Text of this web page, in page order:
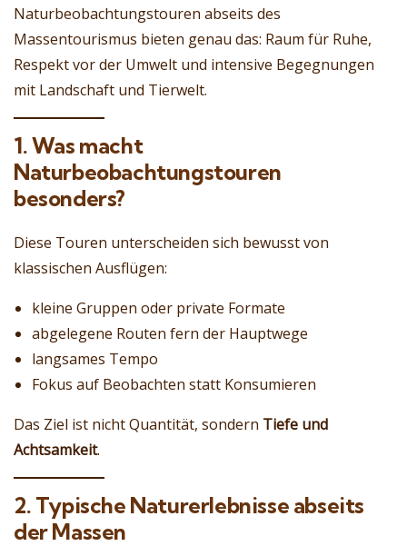
Naturbeobachtungstouren abseits des
Massentourismus bieten genau das: Raum für Ruhe,
Respekt vor der Umwelt und intensive Begegnungen
mit Landschaft und Tierwelt.
1. Was macht
Naturbeobachtungstouren
besonders?
Diese Touren unterscheiden sich bewusst von
klassischen Ausflügen:
kleine Gruppen oder private Formate
abgelegene Routen fern der Hauptwege
langsames Tempo
Fokus auf Beobachten statt Konsumieren
Das Ziel ist nicht Quantität, sondern Tiefe und
Achtsamkeit.
2. Typische Naturerlebnisse abseits
der Massen